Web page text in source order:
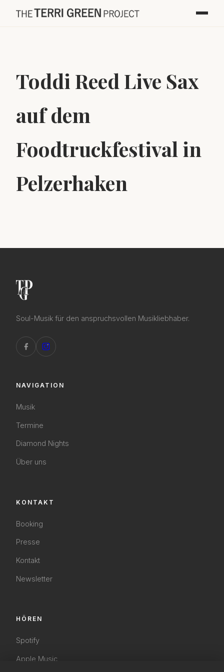
Toddi Reed Live Sax
auf dem
Foodtruckfestival in
Pelzerhaken
Soul-Musik für den anspruchsvollen Musikliebhaber.
NAVIGATION
Musik
Termine
Diamond Nights
Über uns
KONTAKT
Booking
Presse
Kontakt
Newsletter
HÖREN
Spotify
Apple Music